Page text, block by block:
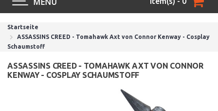
MENU
Startseite
ASSASSINS CREED - Tomahawk Axt von Connor Kenway - Cosplay
Schaumstoff
ASSASSINS CREED - TOMAHAWK AXT VON CONNOR
KENWAY - COSPLAY SCHAUMSTOFF